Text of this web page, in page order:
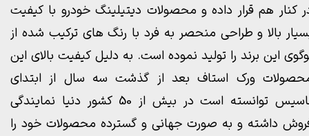
کنار هم قرار داده و محصولات دیتیلینگ خودرو با کیفیت
بالا و طراحی منحصر به فرد با رنگ های ترکیب شده از
این برند را تولید نموده است. به دلیل کیفیت بالای این
ورک استاف بعد از گذشت سه سال از ابتدای
تاسیس توانسته است در بیش از 50 کشور دنیا نمایندگی
داشته و به صورت جهانی و گسترده محصولات خود را